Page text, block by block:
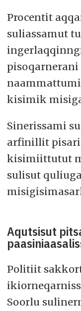
Procentit
suliassamut
kisimik
Sinerissami
arfinillit
kisimiittutut
sulisut
Aqutsisut
Politiit
Soorlu